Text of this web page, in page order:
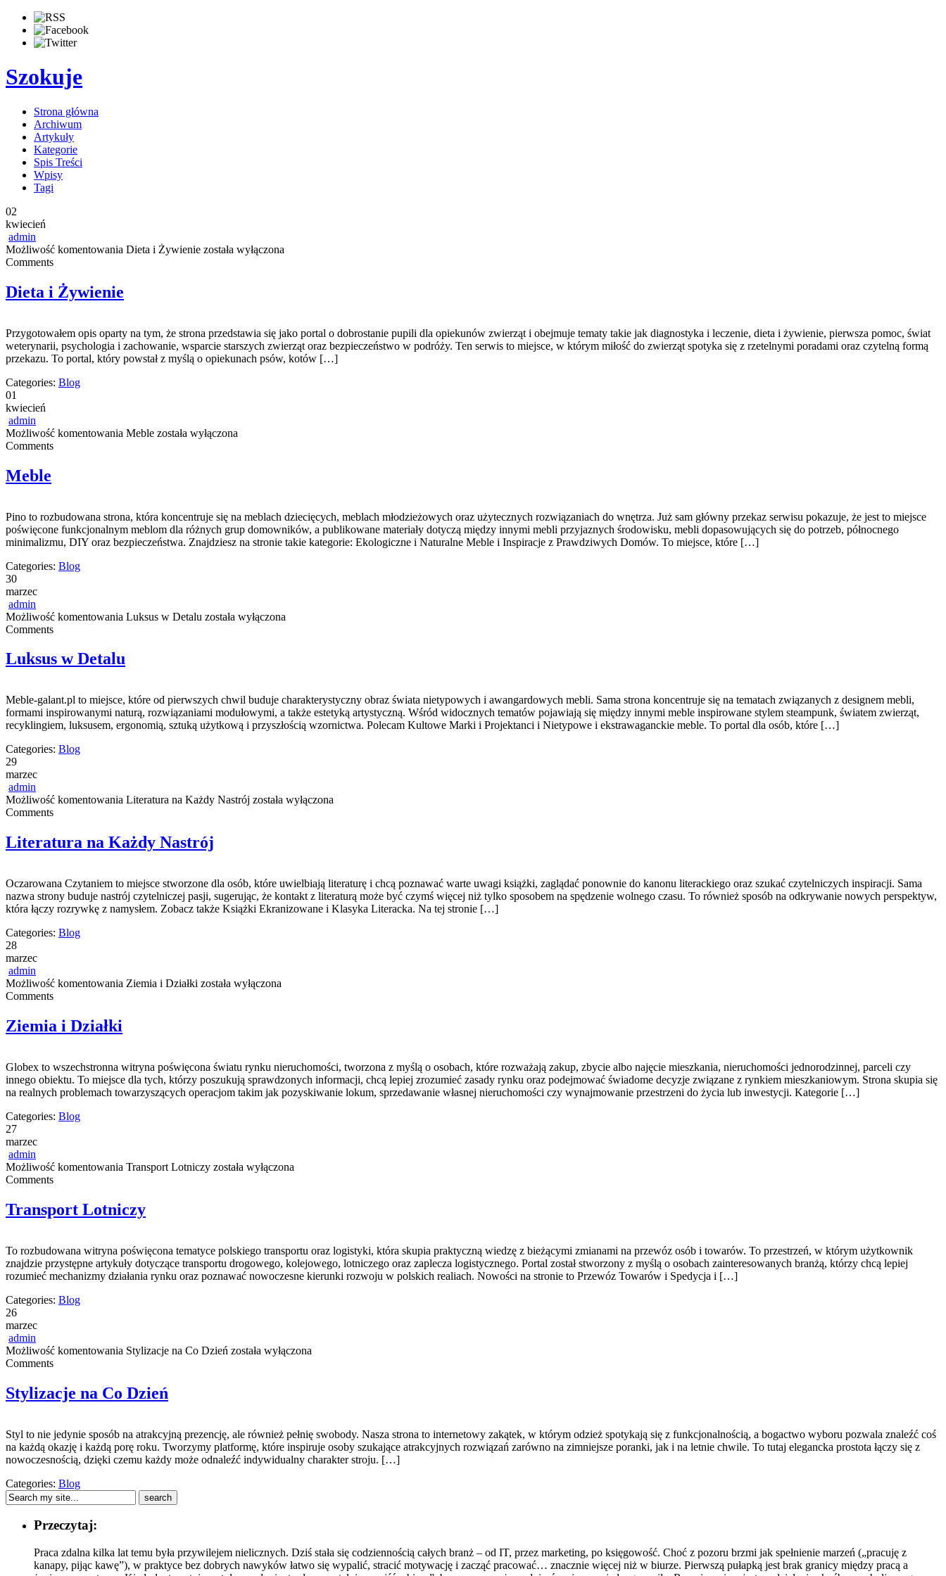
Szokuje
Strona główna
Archiwum
Artykuły
Kategorie
Spis Treści
Wpisy
Tagi
02
kwiecień
admin
Możliwość komentowania Dieta i Żywienie została wyłączona
Comments
Dieta i Żywienie
Przygotowałem opis oparty na tym, że strona przedstawia się jako portal o dobrostanie pupili dla opiekunów zwierząt i obejmuje tematy takie jak diagnostyka i leczenie, dieta i żywienie, pierwsza pomoc, świat
weterynarii, psychologia i zachowanie, wsparcie starszych zwierząt oraz bezpieczeństwo w podróży. Ten serwis to miejsce, w którym miłość do zwierząt spotyka się z rzetelnymi poradami oraz czytelną formą
przekazu. To portal, który powstał z myślą o opiekunach psów, kotów […]
Categories: Blog
01
kwiecień
admin
Możliwość komentowania Meble została wyłączona
Comments
Meble
Pino to rozbudowana strona, która koncentruje się na meblach dziecięcych, meblach młodzieżowych oraz użytecznych rozwiązaniach do wnętrza. Już sam główny przekaz serwisu pokazuje, że jest to miejsce
poświęcone funkcjonalnym meblom dla różnych grup domowników, a publikowane materiały dotyczą między innymi mebli przyjaznych środowisku, mebli dopasowujących się do potrzeb, północnego
minimalizmu, DIY oraz bezpieczeństwa. Znajdziesz na stronie takie kategorie: Ekologiczne i Naturalne Meble i Inspiracje z Prawdziwych Domów. To miejsce, które […]
Categories: Blog
30
marzec
admin
Możliwość komentowania Luksus w Detalu została wyłączona
Comments
Luksus w Detalu
Meble-galant.pl to miejsce, które od pierwszych chwil buduje charakterystyczny obraz świata nietypowych i awangardowych mebli. Sama strona koncentruje się na tematach związanych z designem mebli,
formami inspirowanymi naturą, rozwiązaniami modułowymi, a także estetyką artystyczną. Wśród widocznych tematów pojawiają się między innymi meble inspirowane stylem steampunk, światem zwierząt,
recyklingiem, luksusem, ergonomią, sztuką użytkową i przyszłością wzornictwa. Polecam Kultowe Marki i Projektanci i Nietypowe i ekstrawaganckie meble. To portal dla osób, które […]
Categories: Blog
29
marzec
admin
Możliwość komentowania Literatura na Każdy Nastrój została wyłączona
Comments
Literatura na Każdy Nastrój
Oczarowana Czytaniem to miejsce stworzone dla osób, które uwielbiają literaturę i chcą poznawać warte uwagi książki, zaglądać ponownie do kanonu literackiego oraz szukać czytelniczych inspiracji. Sama
nazwa strony buduje nastrój czytelniczej pasji, sugerując, że kontakt z literaturą może być czymś więcej niż tylko sposobem na spędzenie wolnego czasu. To również sposób na odkrywanie nowych perspektyw,
która łączy rozrywkę z namysłem. Zobacz także Książki Ekranizowane i Klasyka Literacka. Na tej stronie […]
Categories: Blog
28
marzec
admin
Możliwość komentowania Ziemia i Działki została wyłączona
Comments
Ziemia i Działki
Globex to wszechstronna witryna poświęcona światu rynku nieruchomości, tworzona z myślą o osobach, które rozważają zakup, zbycie albo najęcie mieszkania, nieruchomości jednorodzinnej, parceli czy
innego obiektu. To miejsce dla tych, którzy poszukują sprawdzonych informacji, chcą lepiej zrozumieć zasady rynku oraz podejmować świadome decyzje związane z rynkiem mieszkaniowym. Strona skupia się
na realnych problemach towarzyszących operacjom takim jak pozyskiwanie lokum, sprzedawanie własnej nieruchomości czy wynajmowanie przestrzeni do życia lub inwestycji. Kategorie […]
Categories: Blog
27
marzec
admin
Możliwość komentowania Transport Lotniczy została wyłączona
Comments
Transport Lotniczy
To rozbudowana witryna poświęcona tematyce polskiego transportu oraz logistyki, która skupia praktyczną wiedzę z bieżącymi zmianami na przewóz osób i towarów. To przestrzeń, w którym użytkownik
znajdzie przystępne artykuły dotyczące transportu drogowego, kolejowego, lotniczego oraz zaplecza logistycznego. Portal został stworzony z myślą o osobach zainteresowanych branżą, którzy chcą lepiej
rozumieć mechanizmy działania rynku oraz poznawać nowoczesne kierunki rozwoju w polskich realiach. Nowości na stronie to Przewóz Towarów i Spedycja i […]
Categories: Blog
26
marzec
admin
Możliwość komentowania Stylizacje na Co Dzień została wyłączona
Comments
Stylizacje na Co Dzień
Styl to nie jedynie sposób na atrakcyjną prezencję, ale również pełnię swobody. Nasza strona to internetowy zakątek, w którym odzież spotykają się z funkcjonalnością, a bogactwo wyboru pozwala znaleźć coś
na każdą okazję i każdą porę roku. Tworzymy platformę, które inspiruje osoby szukające atrakcyjnych rozwiązań zarówno na zimniejsze poranki, jak i na letnie chwile. To tutaj elegancka prostota łączy się z
nowoczesnością, dzięki czemu każdy może odnaleźć indywidualny charakter stroju. […]
Categories: Blog
Przeczytaj:
Praca zdalna kilka lat temu była przywilejem nielicznych. Dziś stała się codziennością całych branż – od IT, przez marketing, po księgowość. Choć z pozoru brzmi jak spełnienie marzeń („pracuję z
kanapy, pijąc kawę”), w praktyce bez dobrych nawyków łatwo się wypalić, stracić motywację i zacząć pracować… znacznie więcej niż w biurze. Pierwszą pułapką jest brak granicy między pracą a